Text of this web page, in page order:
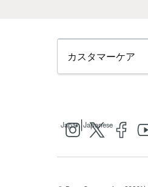
カスタマーケア
Japan Japanese